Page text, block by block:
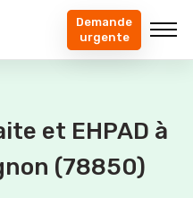
Demande
urgente
et EHPAD à
(78850)